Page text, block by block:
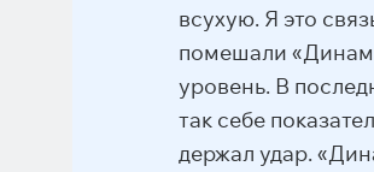
всухую. Я это
помешали
уровень. В
так себе
держал удар.